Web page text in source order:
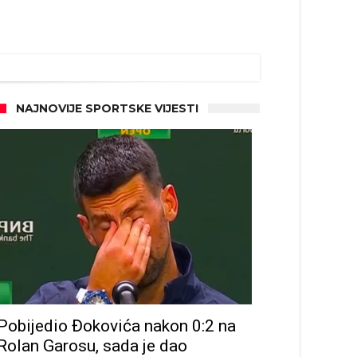
NAJNOVIJE SPORTSKE VIJESTI
Đokovića nakon 0:2 na
Garosu, sada je dao